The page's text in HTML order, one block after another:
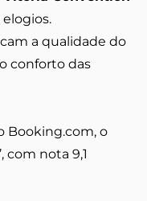
a qualidade do
conforto das
Booking.com, o
com nota 9,1